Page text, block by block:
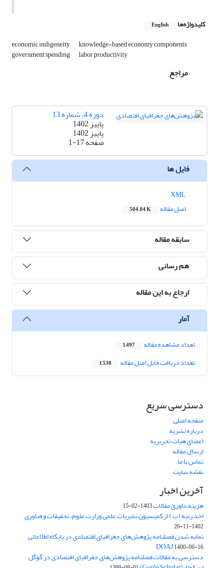
کلیدواژه‌ها English
economic indigeneity knowledge-based economy components
government spending labor productivity
مراجع
دوره 4، شماره 13
پاییز 1402
پاییز 1402
صفحه1-17
فایل ها
اصل مقاله
504.04 K
سابقه مقاله
هم رسانی
ارجاع به این مقاله
آمار
تعداد مشاهده مقاله 1,497
تعداد دریافت فایل اصل مقاله 1,530
دسترسی سریع
صفحه اصلی
درباره نشریه
اعضای هیات تحریریه
ارسال مقاله
تماس با ما
نقشه سایت
آخرین اخبار
هزینه داوری مقالات1403-02-15
اخذ رتبه (ب ) از کمیسیون نشریات علمی وزارت علوم، تحقیقات و فناوری
1402-11-26
نمایه شدن فصلنامه پژوهش‌های جغرافیای اقتصادی در پایگاه اطلاعاتی
DOAJ1400-06-16
دسترسی به مقالات فصلنامه پژوهش‌های جغرافیای اقتصادی در گوگل